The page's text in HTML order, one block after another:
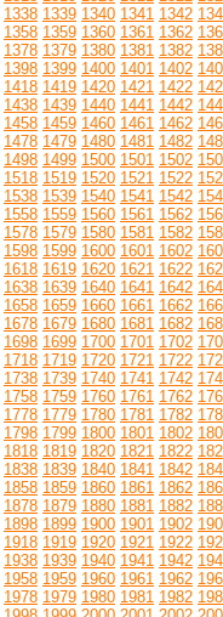
1338 1339 1340 1341 1342
1358 1359 1360 1361 1362
1378 1379 1380 1381 1382
1398 1399 1400 1401 1402
1418 1419 1420 1421 1422
1438 1439 1440 1441 1442
1458 1459 1460 1461 1462
1478 1479 1480 1481 1482
1498 1499 1500 1501 1502
1518 1519 1520 1521 1522
1538 1539 1540 1541 1542
1558 1559 1560 1561 1562
1578 1579 1580 1581 1582
1598 1599 1600 1601 1602
1618 1619 1620 1621 1622
1638 1639 1640 1641 1642
1658 1659 1660 1661 1662
1678 1679 1680 1681 1682
1698 1699 1700 1701 1702
1718 1719 1720 1721 1722
1738 1739 1740 1741 1742
1758 1759 1760 1761 1762
1778 1779 1780 1781 1782
1798 1799 1800 1801 1802
1818 1819 1820 1821 1822
1838 1839 1840 1841 1842
1858 1859 1860 1861 1862
1878 1879 1880 1881 1882
1898 1899 1900 1901 1902
1918 1919 1920 1921 1922
1938 1939 1940 1941 1942
1958 1959 1960 1961 1962
1978 1979 1980 1981 1982